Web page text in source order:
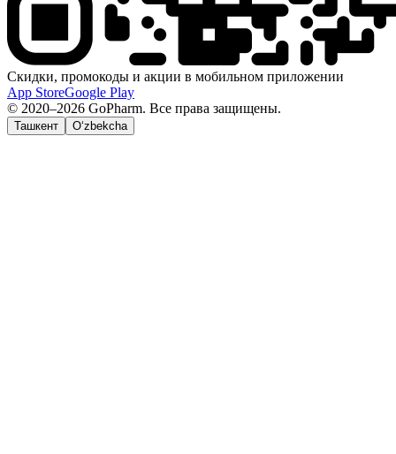
Скидки, промокоды и акции в мобильном приложении
App StoreGoogle Play
© 2020–2026 GoPharm. Все права защищены.
Ташкент O‘zbekcha